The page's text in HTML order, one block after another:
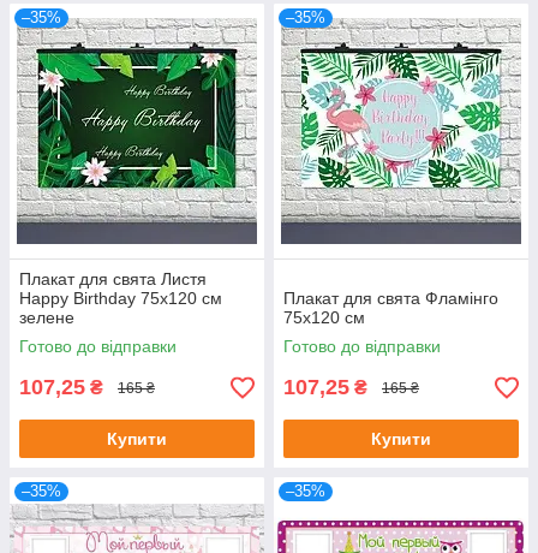
–35%
Плакат для свята Листя
Happy Birthday 75х120 см
зелене
Готово до відправки
107,25 ₴ 165 ₴
Купити
–35%
Плакат для свята Фламінго
75х120 см
Готово до відправки
107,25 ₴ 165 ₴
Купити
–35% –35%